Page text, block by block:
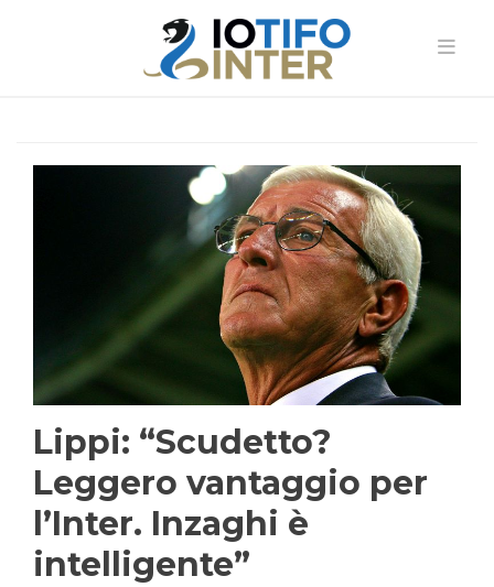
Lippi: “Scudetto?
Leggero vantaggio per
l’Inter. Inzaghi è
intelligente”